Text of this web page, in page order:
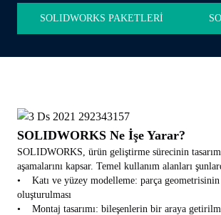
SOLIDWORKS PAKETLERİ
SOLIDWORKS Ne İşe Yarar?
SOLIDWORKS, ürün geliştirme sürecinin
aşamalarını kapsar. Temel kullanım alanları
• Katı ve yüzey modelleme: parça
oluşturulması
• Montaj tasarımı: bileşenlerin bir araya